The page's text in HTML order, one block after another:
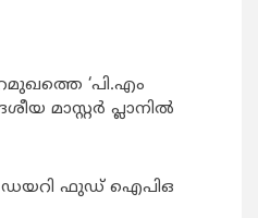
‘പി.എം
മാസ്റ്റർ പ്ലാനിൽ
ഡയറി ഫുഡ് ഐപിഒ